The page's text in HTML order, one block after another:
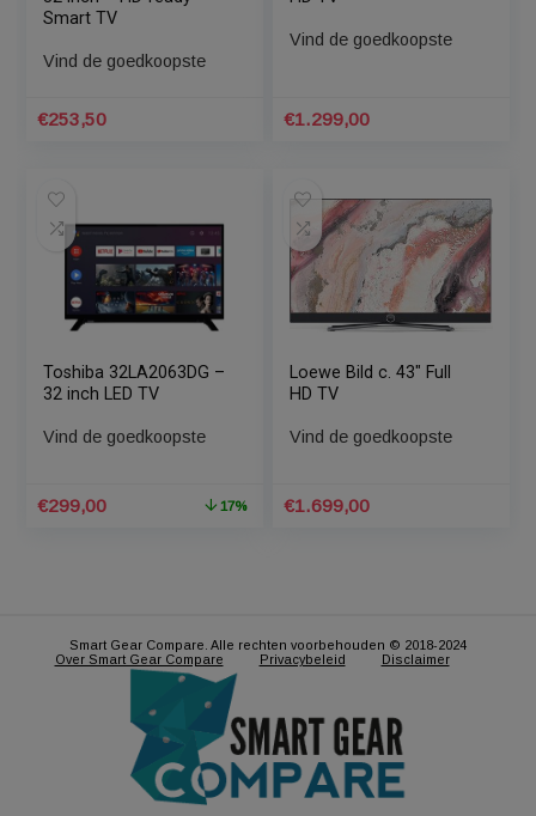
Vind de goedkoopste
1.384,85
32 inch – HD-ready –
Smart TV
Vind de goedkoopste
€253,50
HD TV
Vind de goedkoopste
€1.299,00
Toshiba 32LA2063DG –
Loewe Bild c. 43″ Full